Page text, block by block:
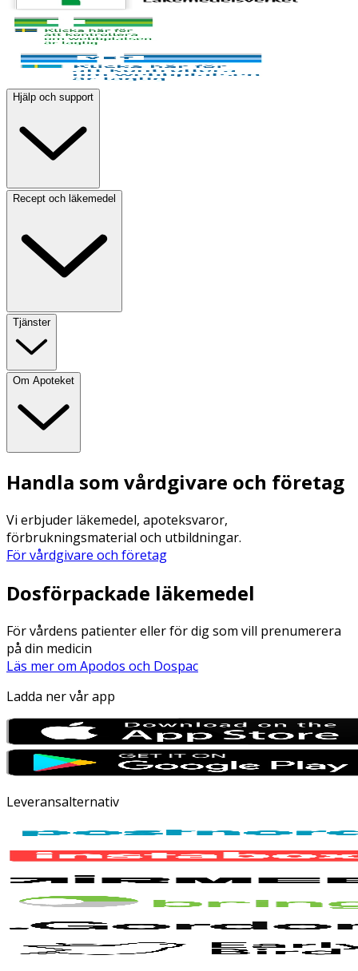
Hjälp och support
Recept och läkemedel
Tjänster
Om Apoteket
Handla som vårdgivare och företag
Vi erbjuder läkemedel, apoteksvaror,
förbrukningsmaterial och utbildningar.
För vårdgivare och företag
Dosförpackade läkemedel
För vårdens patienter eller för dig som vill prenumerera
på din medicin
Läs mer om Apodos och Dospac
Ladda ner vår app
Leveransalternativ